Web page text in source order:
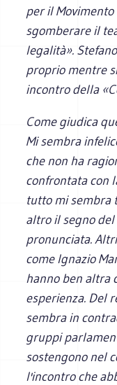
per il
sgomberare il
legalità».
proprio mentre
incontro della
Come giudica
Mi sembra
che non ha
confrontata con
tutto mi sembra
altro il segno
pronunciata.
come Ignazio
hanno ben altra
esperienza. Del
sembra in
gruppi
sostengono nel
l'incontro che